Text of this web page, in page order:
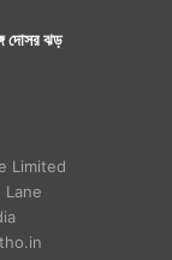
দোসর ঝড়
Limited
Lane